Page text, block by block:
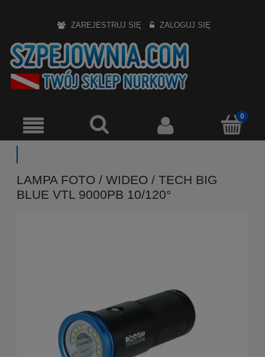
ZAREJESTRUJ SIĘ ZALOGUJ SIĘ
LAMPA FOTO / WIDEO / TECH BIG
BLUE VTL 9000PB 10/120°